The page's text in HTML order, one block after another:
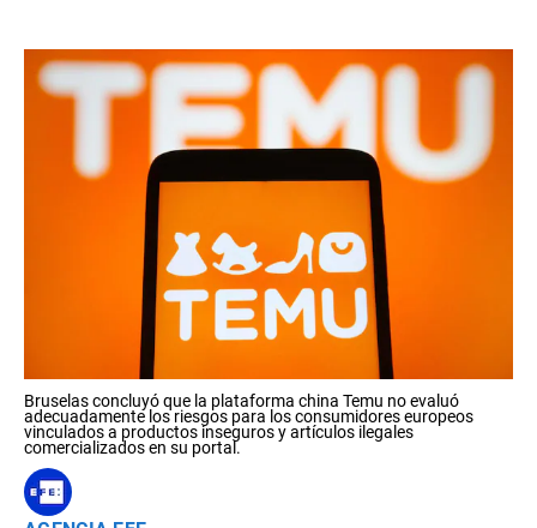
Bruselas concluyó que la plataforma china Temu no evaluó
adecuadamente los riesgos para los consumidores europeos
vinculados a productos inseguros y artículos ilegales
comercializados en su portal.